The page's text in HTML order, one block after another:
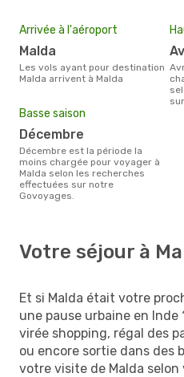
Arrivée à l'aéroport
Malda
Les vols ayant pour destination
Malda arrivent à Malda
avril est la période la plus
Basse saison
décembre
décembre est la période la
moins chargée pour voyager à
Malda selon les recherches
effectuées sur notre
Govoyages.
Votre séjour à
Et si Malda était votre
une pause urbaine en
virée shopping, régal des
ou encore sortie dans des
votre visite de Malda selon